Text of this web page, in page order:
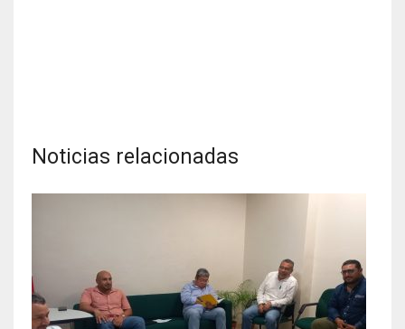
Noticias relacionadas